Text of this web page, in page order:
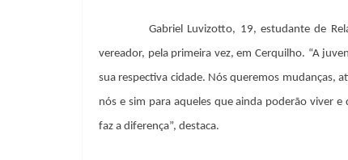
Gabriel Luvizotto, 19, estudante de
vereador, pela primeira vez, em Cerquilho. “A
sua respectiva cidade. Nós queremos mudanças,
nós e sim para aqueles que ainda poderão viver
faz a diferença”, destaca.